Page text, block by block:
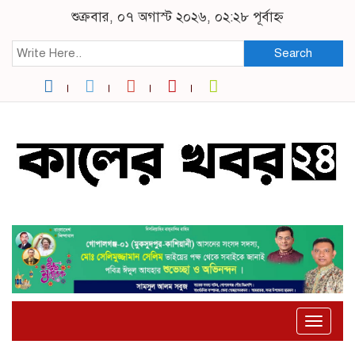
শুক্রবার, ০৭ অগাস্ট ২০২৬, ০২:২৮ পূর্বাহ্ন
Search
Toggle